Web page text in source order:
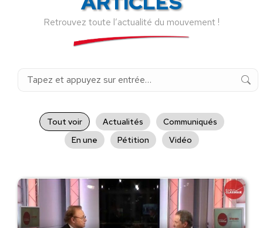
Retrouvez toute l’actualité du mouvement !
Recherche
Tout voir Actualités
Communiqués
En une
Pétition Vidéo